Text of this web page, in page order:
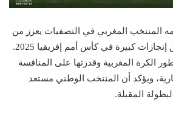
المنتخب المغربي في التصفيات يعزز من
آمال الجماهير في تحقيق إنجازات كبيرة في كأس أمم إفريقيا 2025.
الكرة المغربية وقدرتها على المنافسة
ويؤكد أن المنتخب الوطني مستعد
المقبلة.